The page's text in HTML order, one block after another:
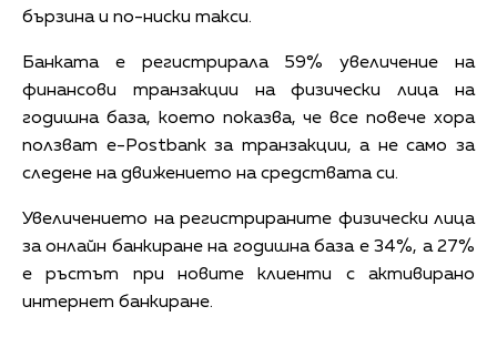
бързина и по-ниски такси.
Банката е регистрирала 59% увеличение на
финансови транзакции на физически лица на
годишна база, което показва, че все повече хора
ползват е-Postbank за транзакции, а не само за
следене на движението на средствата си.
Увеличението на регистрираните физически лица
за онлайн банкиране на годишна база е 34%, а 27%
е ръстът при новите клиенти с активирано
интернет банкиране.